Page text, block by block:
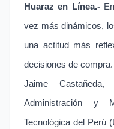
Huaraz en Línea.-En
vez más dinámicos,
una actitud más
decisiones de compra.
Jaime
Administración y
Tecnológica del Perú